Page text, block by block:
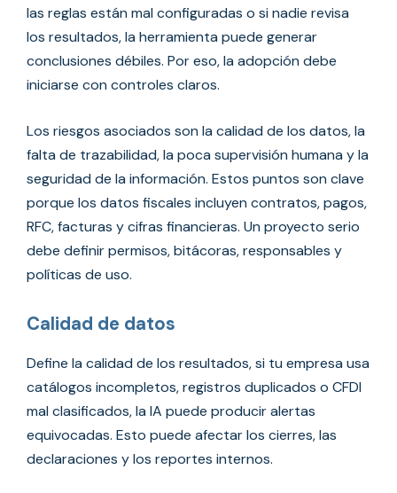
las reglas están mal configuradas o si nadie revisa
los resultados, la herramienta puede generar
conclusiones débiles. Por eso, la adopción debe
iniciarse con controles claros.
Los riesgos asociados son la calidad de los datos, la
falta de trazabilidad, la poca supervisión humana y la
seguridad de la información. Estos puntos son clave
porque los datos fiscales incluyen contratos, pagos,
RFC, facturas y cifras financieras. Un proyecto serio
debe definir permisos, bitácoras, responsables y
políticas de uso.
Calidad de datos
Define la calidad de los resultados, si tu empresa usa
catálogos incompletos, registros duplicados o CFDI
mal clasificados, la IA puede producir alertas
equivocadas. Esto puede afectar los cierres, las
declaraciones y los reportes internos.